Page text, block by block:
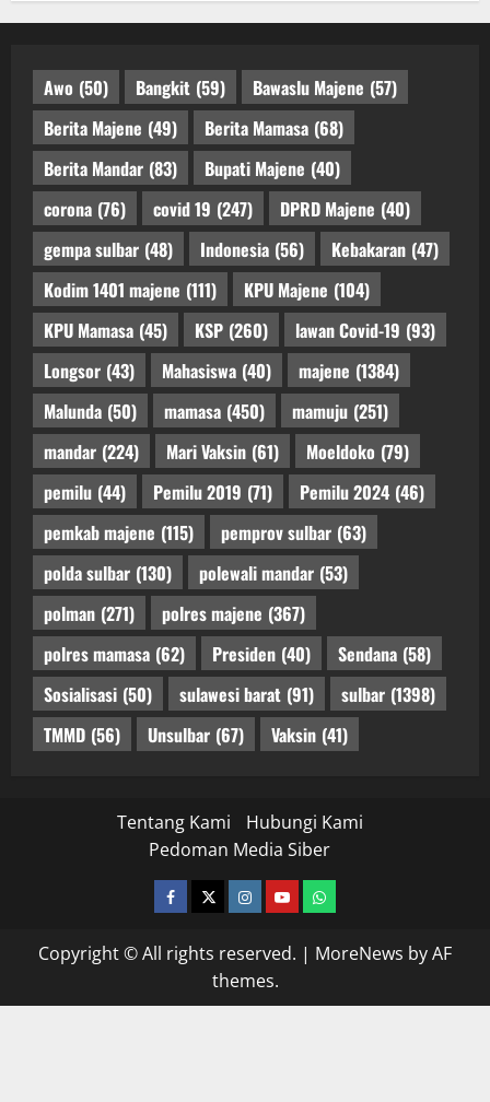
Awo (50) Bangkit (59) Bawaslu Majene (57)
Berita Majene (49) Berita Mamasa (68)
Berita Mandar (83) Bupati Majene (40)
corona (76) covid 19 (247) DPRD Majene (40)
gempa sulbar (48) Indonesia (56) Kebakaran (47)
Kodim 1401 majene (111) KPU Majene (104)
KPU Mamasa (45) KSP (260) lawan Covid-19 (93)
Longsor (43) Mahasiswa (40) majene (1384)
Malunda (50) mamasa (450) mamuju (251)
mandar (224) Mari Vaksin (61) Moeldoko (79)
pemilu (44) Pemilu 2019 (71) Pemilu 2024 (46)
pemkab majene (115) pemprov sulbar (63)
polda sulbar (130) polewali mandar (53)
polman (271) polres majene (367)
polres mamasa (62) Presiden (40) Sendana (58)
Sosialisasi (50) sulawesi barat (91) sulbar (1398)
TMMD (56) Unsulbar (67) Vaksin (41)
Tentang Kami
Hubungi Kami
Pedoman Media Siber
facebooktwitterinstagram.com
youtubewhatsapp
Copyright © All rights reserved. | MoreNews by AF
themes.